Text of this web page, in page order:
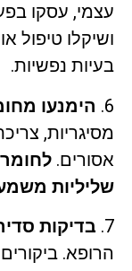
עצמי, עסקו
ושיקלו טיפול
בעיות נפשיות.
6. הימנעו
מסיגריות,
אסורים.
שליליות
7. בדיקות
הרופא.